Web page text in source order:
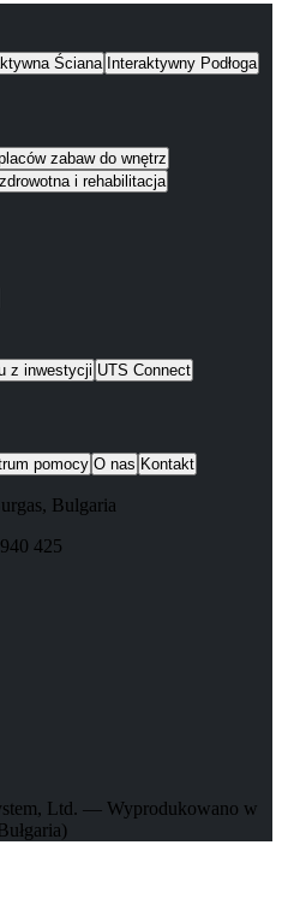
Ściana Interaktywny Podłoga
zabaw do wnętrz
i rehabilitacja
z inwestycji UTS Connect
pomocy O nas Kontakt
, Bulgaria
425
Ltd. — Wyprodukowano w